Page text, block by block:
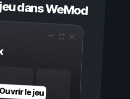
dans WeMod
le jeu